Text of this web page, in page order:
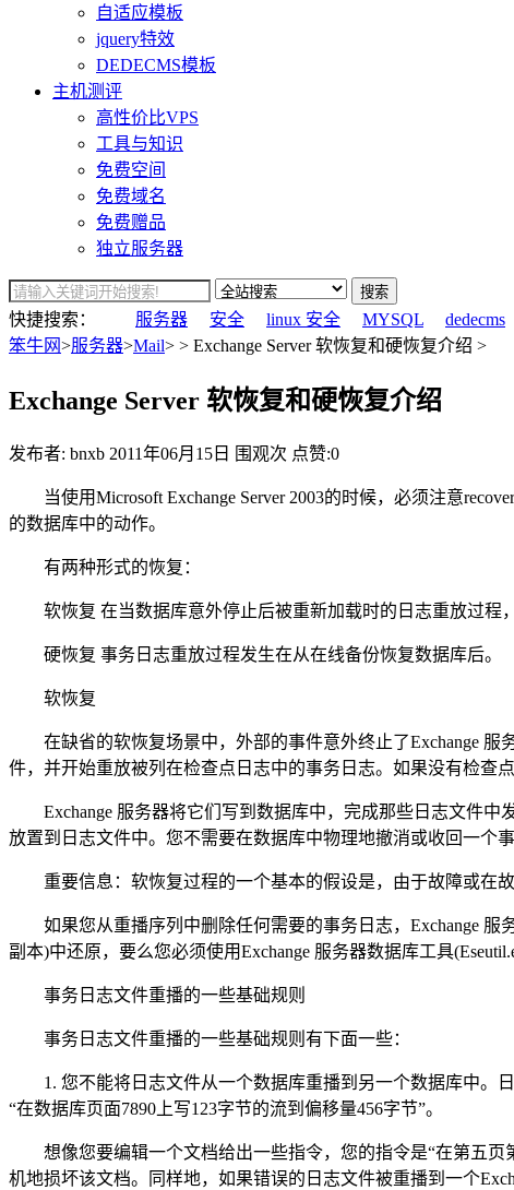
自适应模板
jquery特效
DEDECMS模板
主机测评
高性价比VPS
工具与知识
免费空间
免费域名
免费赠品
独立服务器
搜索
快捷搜索： 服务器 安全 linux 安全 MYSQL
dedecms
笨牛网>服务器>Mail> > Exchange Server 软恢复和硬恢复介绍 >
Exchange Server 软恢复和硬恢复介绍
发布者: bnxb 2011年06月15日 围观次 点赞:0
当使用Microsoft Exchange Server 2003的时候，必须注意
的数据库中的动作。
有两种形式的恢复：
软恢复 在当数据库意外停止后被重新加载时的日志重放过程
硬恢复 事务日志重放过程发生在从在线备份恢复数据库后。
软恢复
在缺省的软恢复场景中，外部的事件意外终止了Exchange 服
件，并开始重放被列在检查点日志中的事务日志。如果没有检查
Exchange 服务器将它们写到数据库中，完成那些日志文件中
放置到日志文件中。您不需要在数据库中物理地撤消或收回一个
重要信息：软恢复过程的一个基本的假设是，由于故障或在故
如果您从重播序列中删除任何需要的事务日志，Exchange 服
副本)中还原，要么您必须使用Exchange 服务器数据库工具
事务日志文件重播的一些基础规则
事务日志文件重播的一些基础规则有下面一些：
1. 您不能将日志文件从一个数据库重播到另一个数据库中。日
“在数据库页面7890上写123字节的流到偏移量456字节”。
想像您要编辑一个文档给出一些指令，您的指令是“在第五页
机地损坏该文档。同样地，如果错误的日志文件被重播到一个